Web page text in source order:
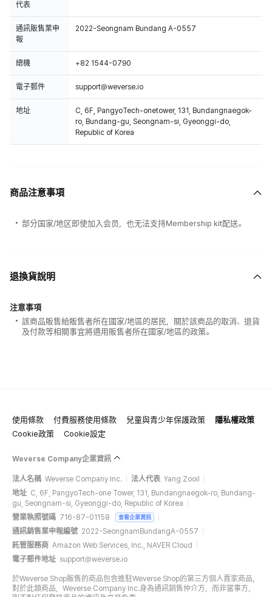
代表
通訊販售業申
報
2022-Seongnam Bundang A-0557
總機 +82 1544-0790
電子郵件 support@weverse.io
地址
C, 6F, PangyoTech-onetower, 131, Bundangnaegok-
ro, Bundang-gu, Seongnam-si, Gyeonggi-do,
Republic of Korea
商品注意事項
部分国家/地区即使加入会员，也无法支持Membership kit配送。
退換貨說明
注意事項
該商品販售給販售者所在國家/地區的居民，關於該商品的取消、退貨
及付款等相關事宜將適用販售者所在國家/地區的政策。
使用條款 付費服務使用條款 兒童與青少年保護政策
隱私權政策
Cookie政策
Cookie設定
Weverse Company企業資訊
法人名稱 Weverse Company Inc. 法人代表 Yang Zooil
地址 C, 6F, PangyoTech-one Tower, 131, Bundangnaegok-ro, Bundang-
gu, Seongnam-si, Gyeonggi-do, Republic of Korea
營業執照號碼 716-87-01158 查看企業資訊
通訊銷售業申報編號 2022-SeongnamBundangA-0557
託管服務商 Amazon Web Services, Inc., NAVER Cloud
電子郵件地址 support@weverse.io
於Weverse Shop販售的商品包含進駐Weverse Shop的第三方個人賣家商品，
對於此類商品，Weverse Company Inc.身為通訊銷售仲介方，而非當事方，